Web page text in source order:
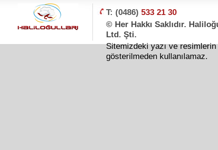
T: (0486) 533 21 30
© Her Hakkı Saklıdır.
Ltd. Şti.
Sitemizdeki yazı ve
gösterilmeden kullanılamaz.